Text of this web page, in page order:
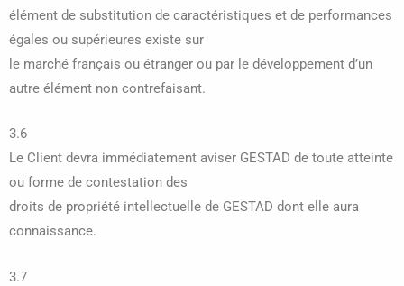
élément de substitution de caractéristiques et de performances
égales ou supérieures existe sur
le marché français ou étranger ou par le développement d’un
autre élément non contrefaisant.
3.6
Le Client devra immédiatement aviser GESTAD de toute atteinte
ou forme de contestation des
droits de propriété intellectuelle de GESTAD dont elle aura
connaissance.
3.7